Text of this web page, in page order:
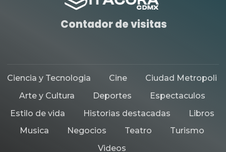
CELEBRARÁ SECRETARÍA DE
CULTURA CAPITALINA EL DÍA